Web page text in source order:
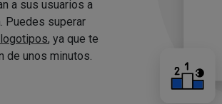
a sus usuarios a
Puedes superar
, ya que te
de unos minutos.